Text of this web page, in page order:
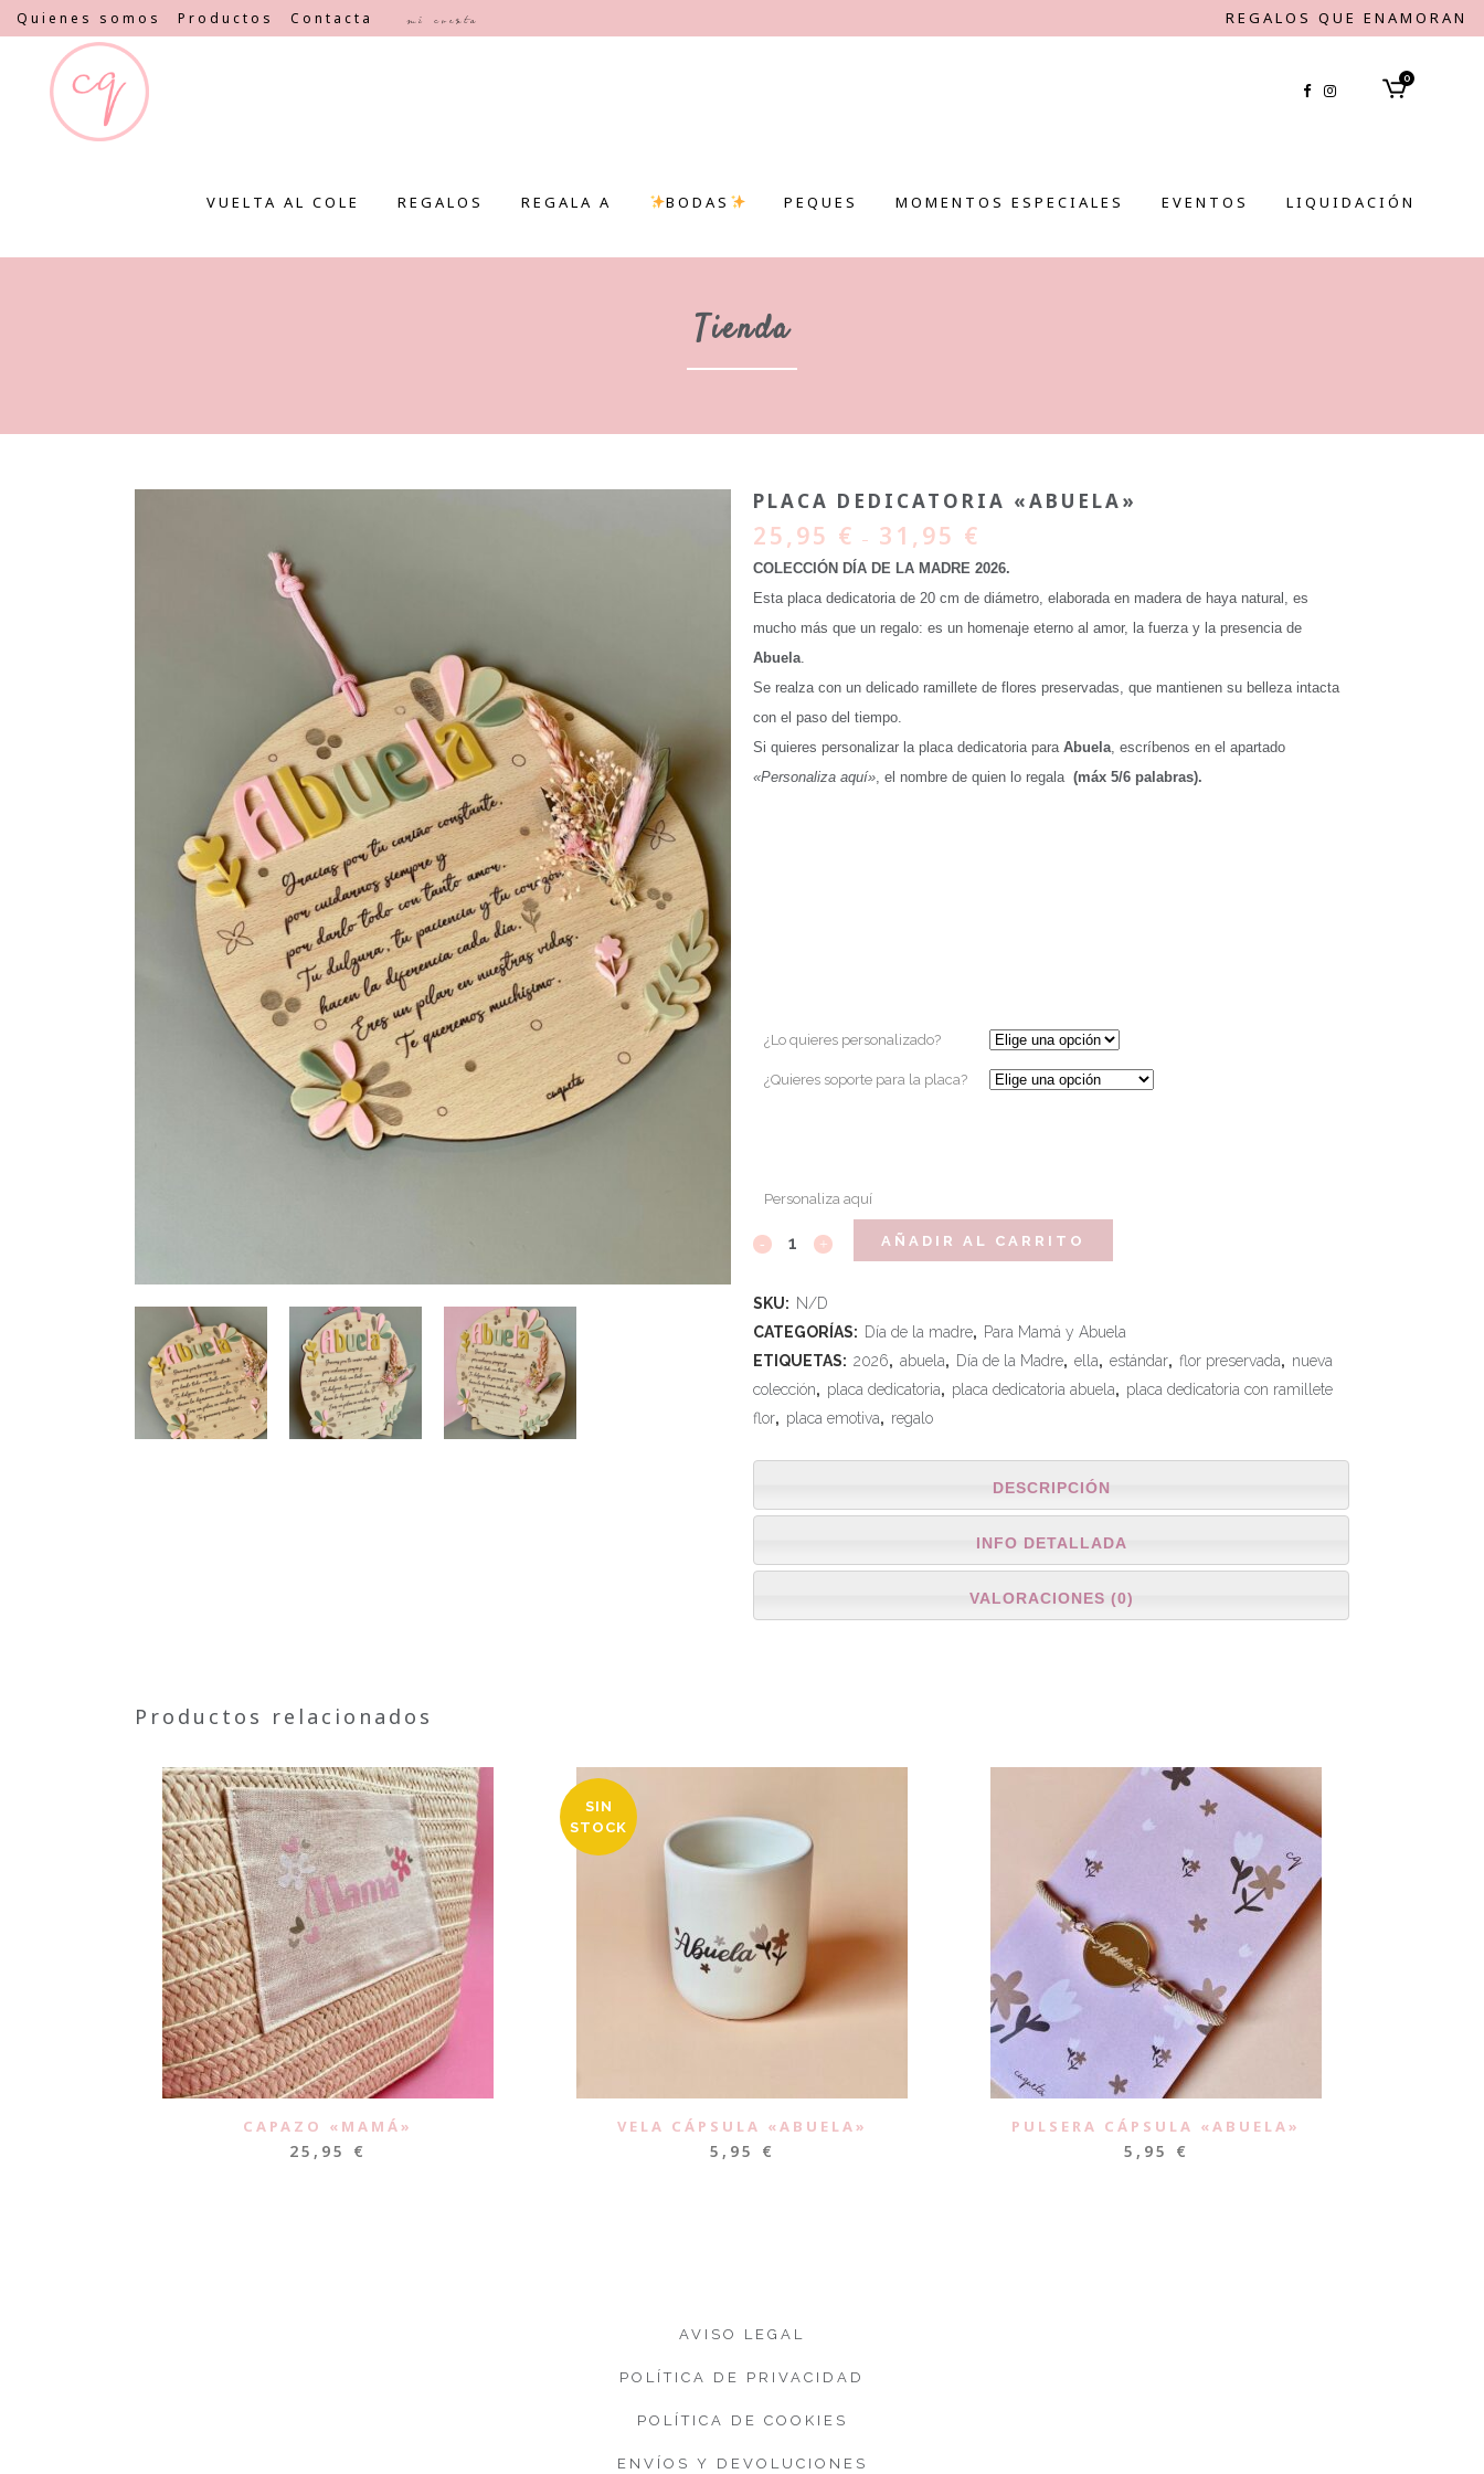
Quienes somos Productos Contacta Mi cuenta REGALOS QUE ENAMORAN
0
VUELTA AL COLE REGALOS REGALA A BODAS PEQUES MOMENTOS ESPECIALES EVENTOS LIQUIDACIÓN
Tienda
PLACA DEDICATORIA «ABUELA»
25,95 € – 31,95 €
COLECCIÓN DÍA DE LA MADRE 2026.
Esta placa dedicatoria de 20 cm de diámetro, elaborada en madera de haya natural, es
mucho más que un regalo: es un homenaje eterno al amor, la fuerza y la presencia de
Abuela.
Se realza con un delicado ramillete de flores preservadas, que mantienen su belleza intacta
con el paso del tiempo.
Si quieres personalizar la placa dedicatoria paraAbuela, escríbenos en el apartado
«Personaliza aquí», el nombre de quien lo regala (máx 5/6 palabras).
¿Lo quieres personalizado?
¿Quieres soporte para la placa?
Personaliza aquí
AÑADIR AL CARRITO
SKU: N/D
CATEGORÍAS: Día de la madre, Para Mamá y Abuela
ETIQUETAS: 2026, abuela, Día de la Madre, ella, estándar, flor preservada, nueva
colección, placa dedicatoria, placa dedicatoria abuela, placa dedicatoria con ramillete
flor, placa emotiva, regalo
DESCRIPCIÓN
INFO DETALLADA
VALORACIONES (0)
Productos relacionados
CAPAZO «MAMÁ»
25,95 €
SIN
STOCK
VELA CÁPSULA «ABUELA»
5,95 €
PULSERA CÁPSULA «ABUELA»
5,95 €
AVISO LEGAL
POLÍTICA DE PRIVACIDAD
POLÍTICA DE COOKIES
ENVÍOS Y DEVOLUCIONES